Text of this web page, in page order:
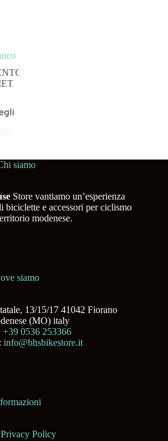
siamo
Store vantiamo un’esperienza
biciclette e accessori per ciclismo
modenese.
siamo
13/15/17 41042 Fiorano
(MO) italy
+39 0536 253366
info@bhsbikestore.it
Privacy Policy